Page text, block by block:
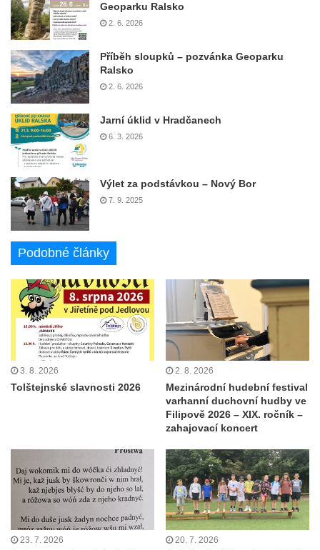
Geoparku Ralsko
2. 6. 2026
Příběh sloupků – pozvánka Geoparku
Ralsko
2. 6. 2026
Jarní úklid v Hradčanech
6. 3. 2026
Výlet za podstávkou – Nový Bor
7. 9. 2025
Podobné články
3. 8. 2026
Tolštejnské slavnosti 2026
2. 8. 2026
Mezinárodní hudební festival
varhanní duchovní hudby ve
Filipově 2026 – XIX. ročník –
zahajovací koncert
23. 7. 2026 20. 7. 2026